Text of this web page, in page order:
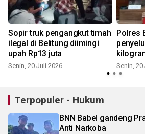
Sopir truk pengangkut timah
ilegal di Belitung diimingi
upah Rp13 juta
Senin, 20 Juli 2026
Polres
Senin, 20
Terpopuler - Hukum
BNN Babel gandeng
Anti Narkoba